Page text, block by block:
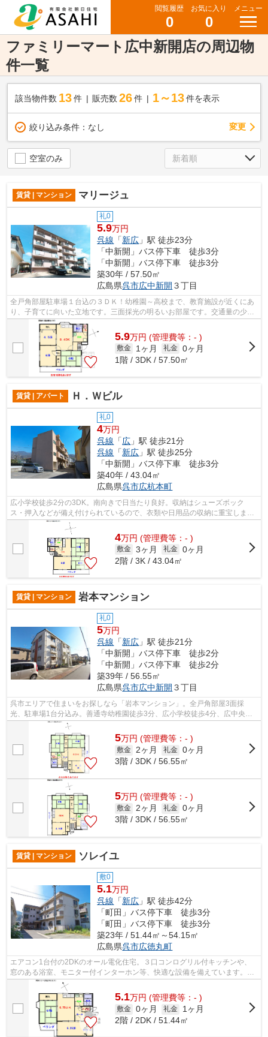
閲覧履歴
0
お気に入り
0
メニュー
ファミリーマート広中新開店の周辺物
件一覧
該当物件数 13件 販売数 26 件 1～13 件を表示
絞り込み条件： なし 変更
空室のみ
賃貸 | マンション マリージュ
礼0
5.9万円
呉線 「新広 」駅 徒歩23分
「中新開」バス停下車 徒歩3分
「中新開」バス停下車 徒歩3分
築30年 / 57.50㎡
広島県呉市広中新開 ３丁目
全戸角部屋駐車場１台込の３ＤＫ！幼稚園～高校まで、教育施設が近くにあ
り、子育てに向いた立地です。三面採光の明るいお部屋です。交通量の少な
い住宅街です。より多くの不動産情報...
5.9万円 (管理費等：- )
敷金 1ヶ月 礼金 0ヶ月
1階 / 3DK / 57.50㎡
賃貸 | アパート Ｈ．Ｗビル
礼0
4万円
呉線 「広 」駅 徒歩21分
呉線 「新広 」駅 徒歩25分
「中新開」バス停下車 徒歩3分
築40年 / 43.04㎡
広島県呉市広杭本町
広小学校徒歩2分の3DK。南向きで日当たり良好。収納はシューズボック
ス・押入などが備え付けられているので、衣類や日用品の収納に重宝しま
す。空家ですのでお早めのお引越しが可能で...
4万円 (管理費等：- )
敷金 3ヶ月 礼金 0ヶ月
2階 / 3K / 43.04㎡
賃貸 | マンション 岩本マンション
礼0
5万円
呉線 「新広 」駅 徒歩21分
「中新開」バス停下車 徒歩2分
「中新開」バス停下車 徒歩2分
築39年 / 56.55㎡
広島県呉市広中新開 ３丁目
呉市エリアで住まいをお探しなら「岩本マンション」。全戸角部屋3面採
光、駐車場1台分込み。善通寺幼稚園徒歩3分、広小学校徒歩4分、広中央中
学校徒歩6分でお子さまの通学も短時間。コ...
5万円 (管理費等：- )
敷金 2ヶ月 礼金 0ヶ月
3階 / 3DK / 56.55㎡
5万円 (管理費等：- )
敷金 2ヶ月 礼金 0ヶ月
3階 / 3DK / 56.55㎡
賃貸 | マンション ソレイユ
敷0
5.1万円
呉線 「新広 」駅 徒歩42分
「町田」バス停下車 徒歩3分
「町田」バス停下車 徒歩3分
築23年 / 51.44㎡～54.15㎡
広島県呉市広徳丸町
エアコン1台付の2DKのオール電化住宅。３口コンログリル付キッチンや、
窓のある浴室、モニター付インターホン等、快適な設備を備えています。収
納はクロゼット・シューズボックスなど...
5.1万円 (管理費等：- )
敷金 0ヶ月 礼金
1ヶ月
2階 / 2DK / 51.44㎡